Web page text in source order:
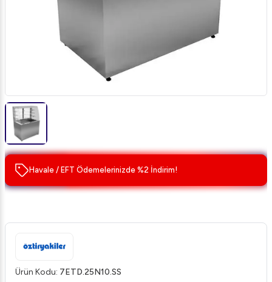
Havale / EFT Ödemelerinizde %2 İndirim!
Ürün Kodu: 7ETD.25N10.SS